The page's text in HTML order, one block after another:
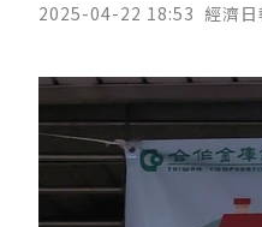
2025-04-22 18:53 經濟